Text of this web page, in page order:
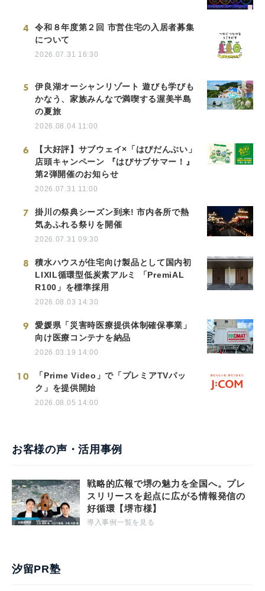
4
令和８年度第２回 市営住宅の入居者募集
について
2026.07.31 16:30
5
伊良湖オーシャンリゾート 遊びも学びも
かなう、家族みんなで満喫する渥美半島
の夏旅
2026.08.04 11:00
6
【大好評】サブウェイ×「はぴだんぶい」
店頭キャンペーン 『はぴサブサマー！』
第2弾開催のお知らせ
2026.07.31 11:00
7
掛川の祭典シーズン到来! 市内各所で熱
気あふれる祭りを開催
2026.07.31 09:30
8
積水ハウスが住宅向け製品として国内初
LIXIL循環型低炭素アルミ 「PremiAL
R100」を標準採用
2026.08.03 14:30
9
愛媛県「災害時医療提供体制確保事業」
向け医療コンテナを納品
2026.03.19 14:00
10
「Prime Video」で「プレミアTVパッ
ク」を提供開始
2026.08.05 14:00
お客様の声・活用事例
戦略的広報で堺の魅力を全国へ。プレ
スリリースを起点に広がる情報発信の
好循環【堺市様】
導入事例一覧を見る
汐留PR塾